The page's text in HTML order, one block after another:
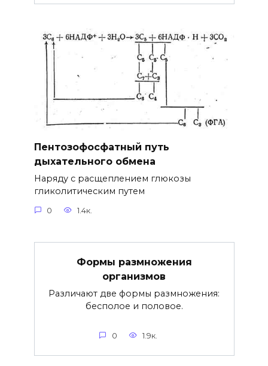
Пентозофосфатный путь
дыхательного обмена
Наряду с расщеплением глюкозы
гликолитическим путем
0 1.4к.
Формы размножения
организмов
Различают две формы размножения:
бесполое и половое.
0 1.9к.